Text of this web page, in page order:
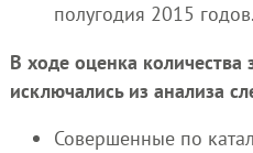
полугодия 2015 годов.
В ходе оценка количества
исключались из анализа
Совершенные по